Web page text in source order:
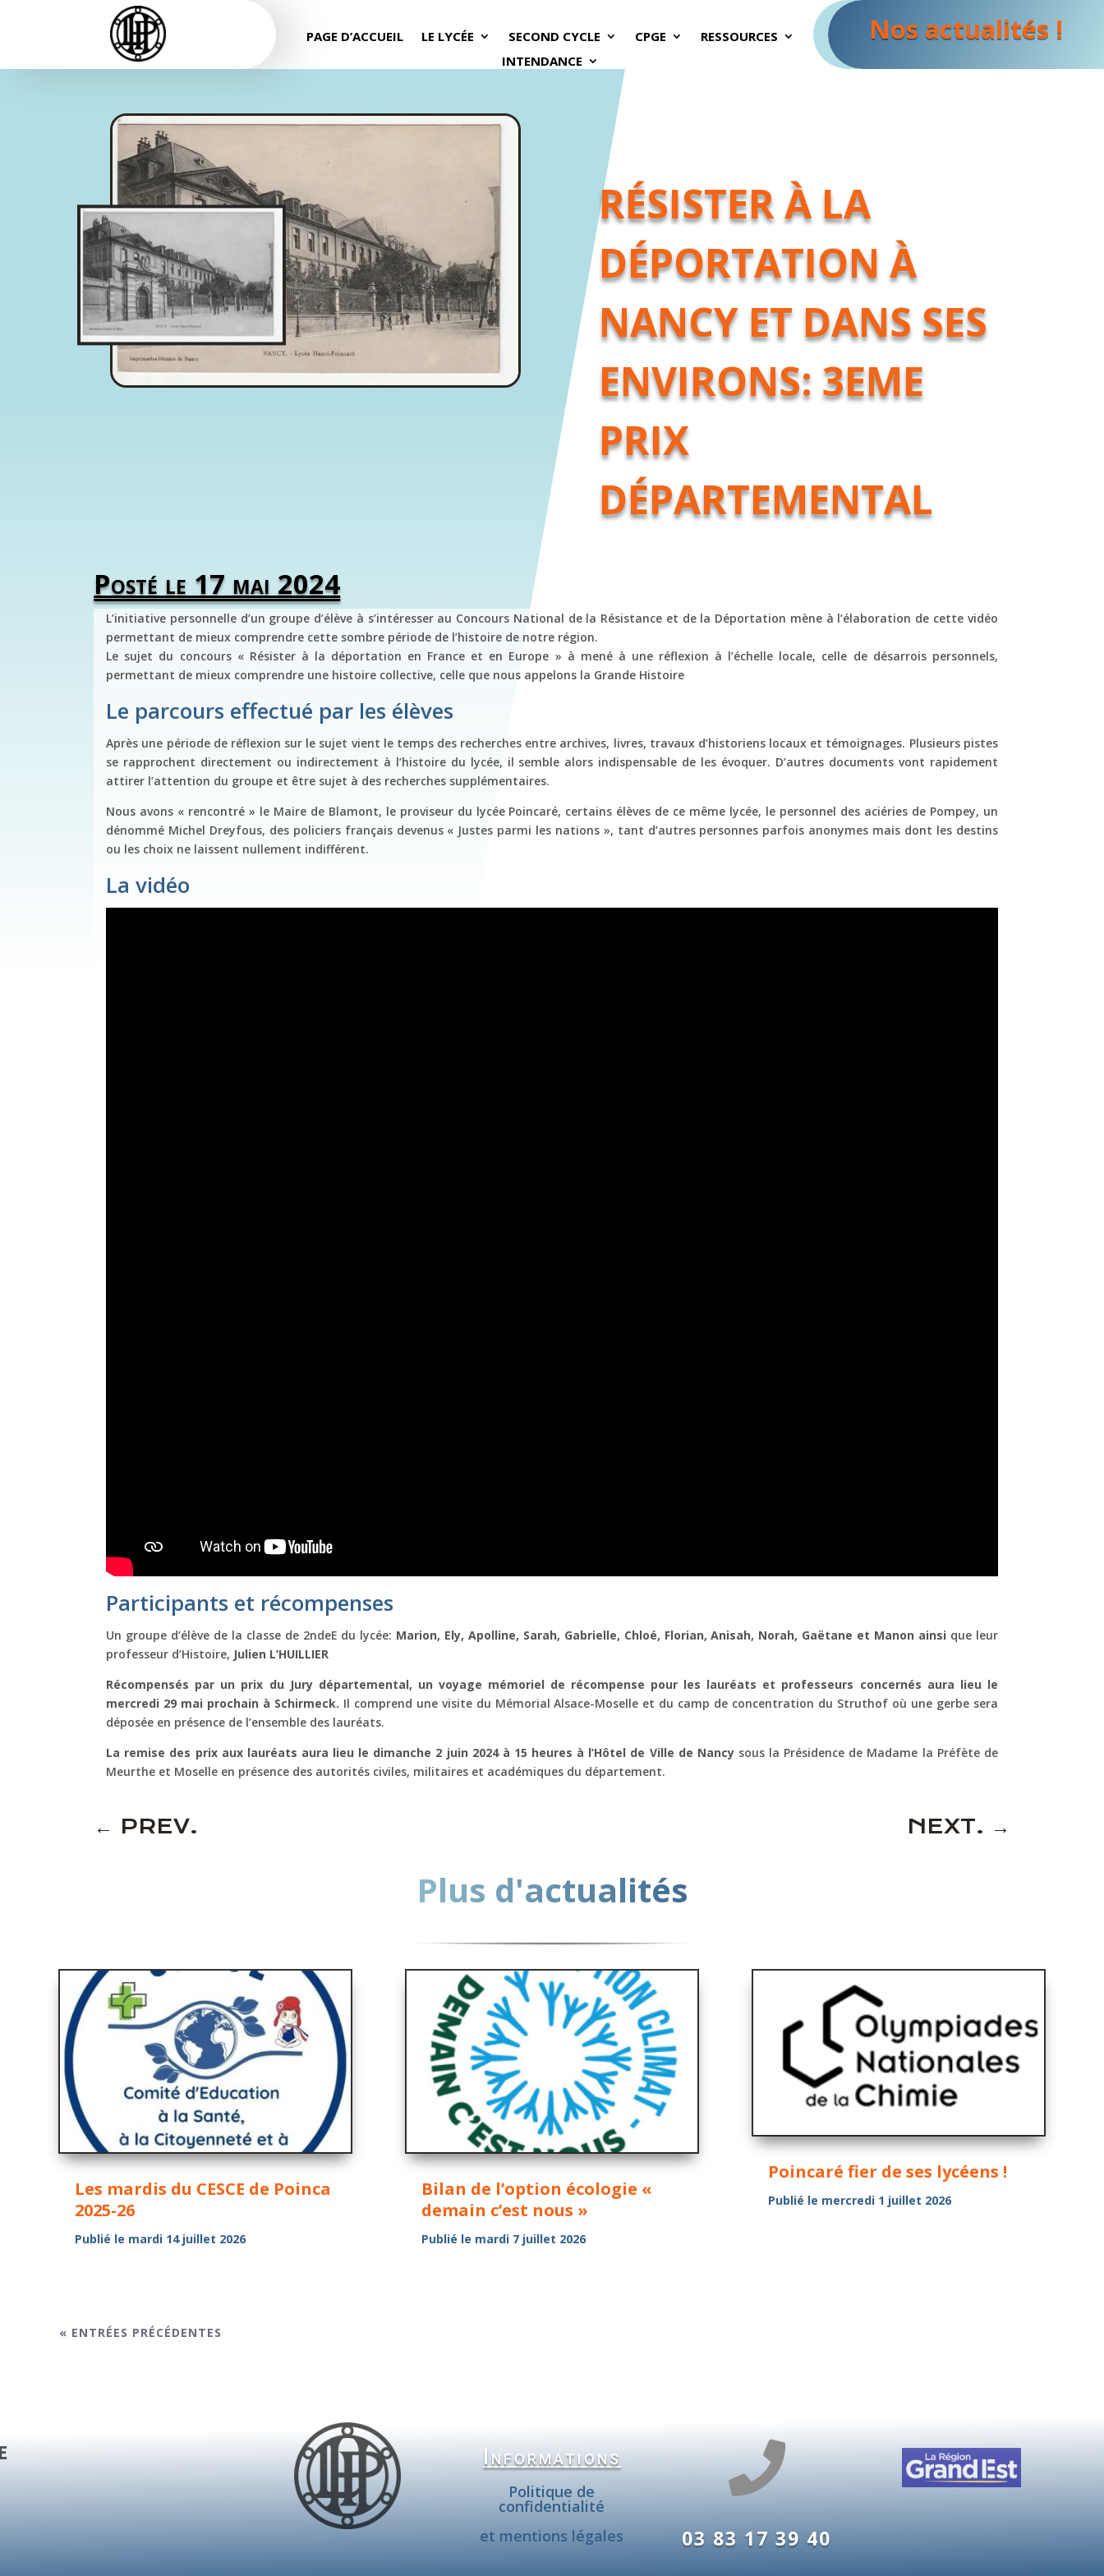
PAGE D’ACCUEIL LE LYCÉE SECOND CYCLE CPGE
RESSOURCES
INTENDANCE
Nos actualités !
RÉSISTER À LA
DÉPORTATION À
NANCY ET DANS SES
ENVIRONS: 3EME
PRIX
DÉPARTEMENTAL
Posté le 17 mai 2024
L’initiative personnelle d’un groupe d’élève à s’intéresser au Concours National de la Résistance et de la Déportation mène à l’élaboration de cette vidéo
permettant de mieux comprendre cette sombre période de l’histoire de notre région.
Le sujet du concours « Résister à la déportation en France et en Europe » à mené à une réflexion à l’échelle locale, celle de désarrois personnels,
permettant de mieux comprendre une histoire collective, celle que nous appelons la Grande Histoire
Le parcours effectué par les élèves
Après une période de réflexion sur le sujet vient le temps des recherches entre archives, livres, travaux d’historiens locaux et témoignages. Plusieurs pistes
se rapprochent directement ou indirectement à l’histoire du lycée, il semble alors indispensable de les évoquer. D’autres documents vont rapidement
attirer l’attention du groupe et être sujet à des recherches supplémentaires.
Nous avons « rencontré » le Maire de Blamont, le proviseur du lycée Poincaré, certains élèves de ce même lycée, le personnel des aciéries de Pompey, un
dénommé Michel Dreyfous, des policiers français devenus « Justes parmi les nations », tant d’autres personnes parfois anonymes mais dont les destins
ou les choix ne laissent nullement indifférent.
La vidéo
Participants et récompenses
Un groupe d’élève de la classe de 2ndeE du lycée: Marion, Ely, Apolline, Sarah, Gabrielle, Chloé, Florian, Anisah, Norah, Gaëtane et Manon ainsi que leur
professeur d’Histoire, Julien L’HUILLIER
Récompensés par un prix du Jury départemental, un voyage mémoriel de récompense pour les lauréats et professeurs concernés aura lieu le
mercredi 29 mai prochain à Schirmeck. Il comprend une visite du Mémorial Alsace-Moselle et du camp de concentration du Struthof où une gerbe sera
déposée en présence de l’ensemble des lauréats.
La remise des prix aux lauréats aura lieu le dimanche 2 juin 2024 à 15 heures à l’Hôtel de Ville de Nancysous la Présidence de Madame la Préfète de
Meurthe et Moselle en présence des autorités civiles, militaires et académiques du département.
← PREV. NEXT. →
Plus d'actualités
Les mardis du CESCE de Poinca
2025-26
Publié le mardi 14 juillet 2026
Bilan de l’option écologie «
demain c’est nous »
Publié le mardi 7 juillet 2026
Poincaré fier de ses lycéens !
Publié le mercredi 1 juillet 2026
« ENTRÉES PRÉCÉDENTES
Informations
Politique de
confidentialité
et mentions légales

03 83 17 39 40